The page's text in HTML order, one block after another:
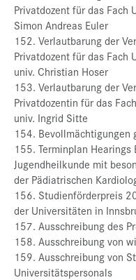
Privatdozent für das Fach
Simon Andreas Euler
152. Verlautbarung der
Privatdozent für das Fach
univ. Christian Hoser
153. Verlautbarung der
Privatdozentin für das
univ. Ingrid Sitte
154. Bevollmächtigungen
155. Terminplan Hearings
Jugendheilkunde mit
der Pädiatrischen
156. Studienförderpreis
der Universitäten in
157. Ausschreibung des
158. Ausschreibung von
159. Ausschreibung von
Universitätspersonals